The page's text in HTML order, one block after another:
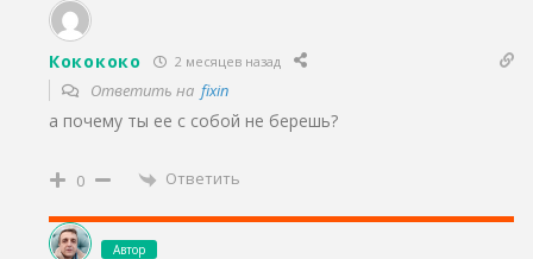
Кокококо 2 месяцев назад
Ответить на fixin
а почему ты ее с собой не берешь?
0 Ответить
Автор